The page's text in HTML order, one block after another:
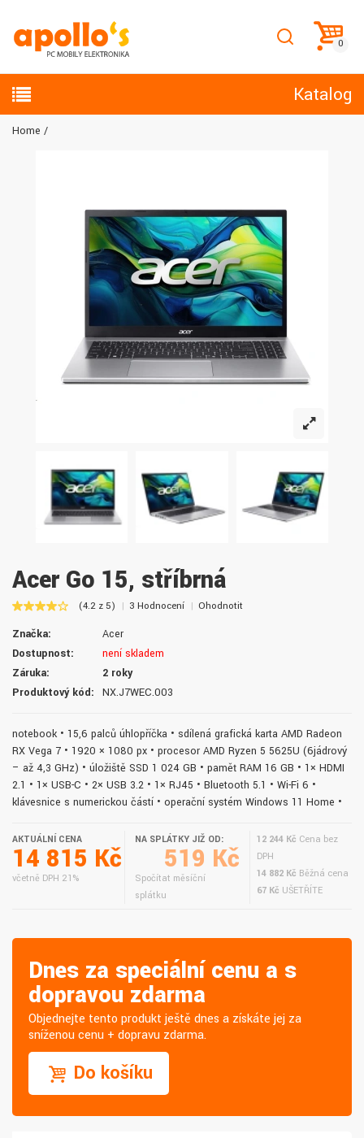
Katalog
Home
Acer Go 15, stříbrná
(4.2 z 5) 3 Hodnocení Ohodnotit
Značka:
Acer
Dostupnost:
není skladem
Záruka:
2 roky
Produktový kód:
NX.J7WEC.003
notebook • 15,6 palců úhlopříčka • sdílená grafická karta AMD Radeon
RX Vega 7 • 1920 × 1080 px • procesor AMD Ryzen 5 5625U (6jádrový
– až 4,3 GHz) • úložiště SSD 1 024 GB • paměť RAM 16 GB • 1× HDMI
2.1 • 1× USB-C • 2× USB 3.2 • 1× RJ45 • Bluetooth 5.1 • Wi-Fi 6 •
klávesnice s numerickou částí • operační systém Windows 11 Home •
AKTUÁLNÍ CENA
14 815 Kč
včetně DPH 21%
NA SPLÁTKY JIŽ OD:
519 Kč
Spočítat měsíční
splátku
12 244 Kč Cena bez
DPH
14 882 Kč Běžná cena
67 Kč UŠETŘÍTE
Dnes za speciální cenu a s
dopravou zdarma
Objednejte tento produkt ještě dnes a získáte jej za
sníženou cenu + dopravu zdarma.
Do košíku